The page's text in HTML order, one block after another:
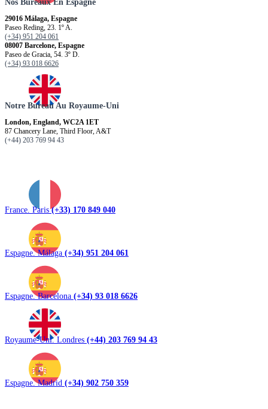
Nos Bureaux En Espagne
29016 Málaga, Espagne
Paseo Reding, 23. 1º A.
(+34) 951 204 061
08007 Barcelone, Espagne
Paseo de Gracia, 54. 3º D.
(+34) 93 018 6626
Notre Bureau Au Royaume-Uni
London, England, WC2A 1ET
87 Chancery Lane, Third Floor, A&T
(+44) 203 769 94 43
France. Paris(+33) 170 849 040
Espagne. Málaga (+34) 951 204 061
Espagne. Barcelona (+34) 93 018 6626
Royaume-Uni. Londres (+44) 203 769 94 43
Espagne. Madrid (+34) 902 750 359